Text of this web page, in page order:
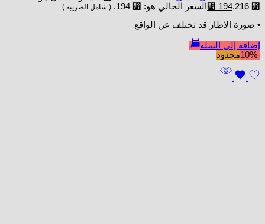
⃁ 216.
⃁ 194 السعر الحالي هو: ⃁ 194. ( شامل الضريبة )
• صورة الاطار قد تختلف عن الواقع
إضافة إلى السلة
-10%
محدود